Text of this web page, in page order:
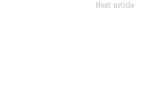
Next article